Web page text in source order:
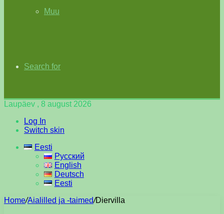
Muu
Search for
Laupäev , 8 august 2026
Log In
Switch skin
Eesti
Русский
English
Deutsch
Eesti
Home/Aialilled ja -taimed/Diervilla